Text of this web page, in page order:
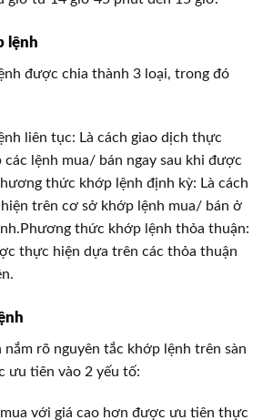
lệnh
được chia thành 3 loại, trong đó
liên tục: Là cách giao dịch thực
lệnh mua/ bán ngay sau khi được
thức khớp lệnh định kỳ: Là cách
trên cơ sở khớp lệnh mua/ bán ở
thức khớp lệnh thỏa thuận:
thực hiện dựa trên các thỏa thuận
rõ nguyên tắc khớp lệnh trên sàn
ưu tiên vào 2 yếu tố:
mua với giá cao hơn được ưu tiên thực